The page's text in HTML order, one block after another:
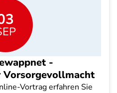
-
Vortrag erfahren Sie